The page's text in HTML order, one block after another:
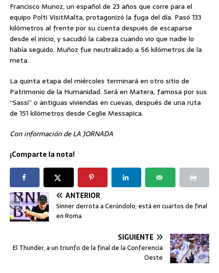
Francisco Munoz, un español de 23 años que corre para el
equipo Polti VisitMalta, protagonizó la fuga del día. Pasó 133
kilómetros al frente por su cuenta después de escaparse
desde el inicio, y sacudió la cabeza cuando vio que nadie lo
había seguido. Muñoz fue neutralizado a 56 kilómetros de la
meta.
La quinta etapa del miércoles terminará en otro sitio de
Patrimonio de la Humanidad. Será en Matera, famosa por sus
“Sassi” o antiguas viviendas en cuevas, después de una ruta
de 151 kilómetros desde Ceglie Messapica.
Con información de LA JORNADA
¡Comparte la nota!
ANTERIOR
Sinner derrota a Cerúndolo; está en cuartos de final
en Roma
SIGUIENTE
El Thunder, a un triunfo de la final de la Conferencia
Oeste